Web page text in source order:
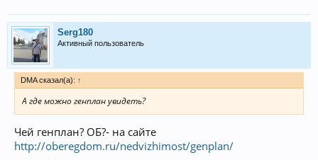
Serg180
Активный пользователь
DMA сказал(а): ↑
А где можно генплан увидеть?
Чей генплан? ОБ?- на сайте
http://oberegdom.ru/nedvizhimost/genplan/